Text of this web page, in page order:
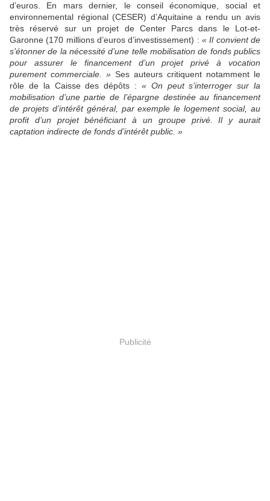
d’euros. En mars dernier, le conseil économique, social et
environnemental régional (CESER) d’Aquitaine a rendu un avis
très réservé sur un projet de Center Parcs dans le Lot-et-
Garonne (170 millions d’euros d’investissement) : « Il convient de
s’étonner de la nécessité d’une telle mobilisation de fonds publics
pour assurer le financement d’un projet privé à vocation
purement commerciale. » Ses auteurs critiquent notamment le
rôle de la Caisse des dépôts : « On peut s’interroger sur la
mobilisation d’une partie de l’épargne destinée au financement
de projets d’intérêt général, par exemple le logement social, au
profit d’un projet bénéficiant à un groupe privé. Il y aurait
captation indirecte de fonds d’intérêt public. »
Publicité